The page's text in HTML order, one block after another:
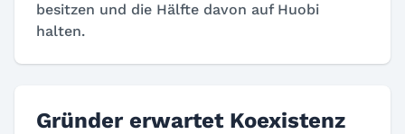
besitzen und die Hälfte davon auf Huobi
halten.
Gründer erwartet Koexistenz